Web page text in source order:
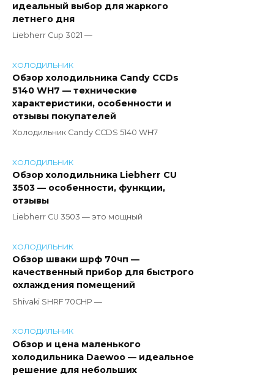
идеальный выбор для жаркого
летнего дня
Liebherr Cup 3021 —
ХОЛОДИЛЬНИК
Обзор холодильника Candy CCDs
5140 WH7 — технические
характеристики, особенности и
отзывы покупателей
Холодильник Candy CCDS 5140 WH7
ХОЛОДИЛЬНИК
Обзор холодильника Liebherr CU
3503 — особенности, функции,
отзывы
Liebherr CU 3503 — это мощный
ХОЛОДИЛЬНИК
Обзор шваки шрф 70чп —
качественный прибор для быстрого
охлаждения помещений
Shivaki SHRF 70CHP —
ХОЛОДИЛЬНИК
Обзор и цена маленького
холодильника Daewoo — идеальное
решение для небольших